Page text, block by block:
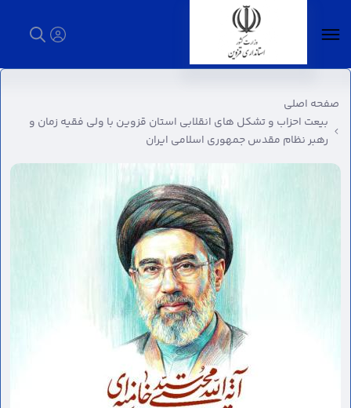
بیعت احزاب و تشکل های انقلابی استان قزوین با
ولی فقیه زمان و رهبر نظام مقدس جمهوری
اسلامی ایران - استانداری قزوین
صفحه اصلی
بیعت احزاب و تشکل های انقلابی استان قزوین با ولی فقیه زمان و
رهبر نظام مقدس جمهوری اسلامی ایران